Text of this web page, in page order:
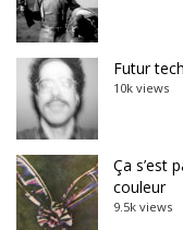
Futur
10k views
Ça s’est
couleur
9.5k views